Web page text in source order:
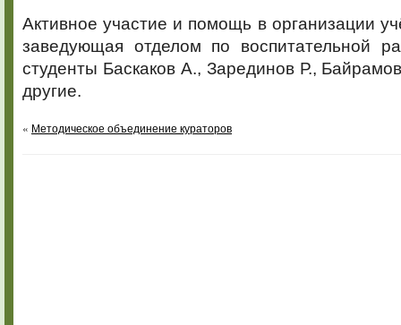
Активное участие и помощь в организации
заведующая отделом по воспитательной
студенты Баскаков А., Зарединов Р.,
другие.
« Методическое объединение кураторов